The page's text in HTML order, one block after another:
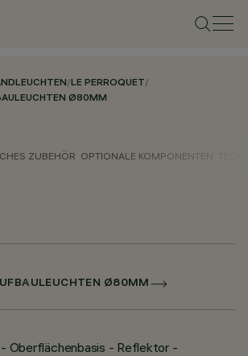
/LE PERROQUET/
Ø80MM
ZUBEHÖR OPTIONALE KOMPONENTEN
Ø80MM
Oberflächenbasis - Reflektor -